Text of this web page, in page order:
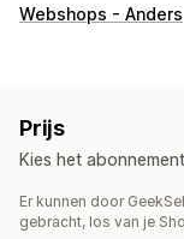
Webshops - Anders
Prijs
Kies het
Er kunnen door
gebracht, los van je